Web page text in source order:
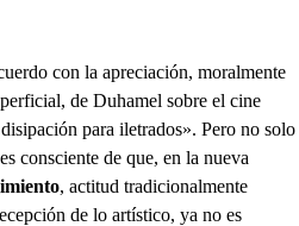
con la apreciación, moralmente
de Duhamel sobre el cine
para iletrados». Pero no solo
consciente de que, en la nueva
, actitud tradicionalmente
de lo artístico, ya no es